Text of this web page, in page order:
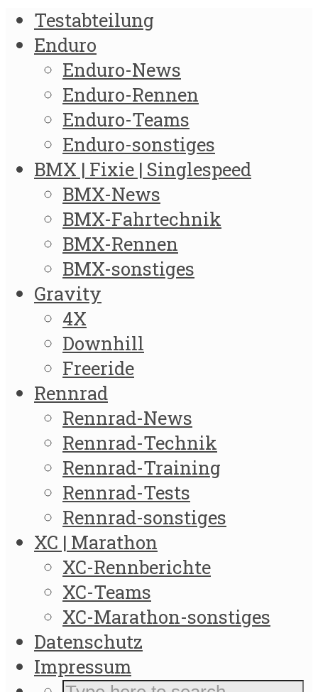
Testabteilung
Enduro
Enduro-News
Enduro-Rennen
Enduro-Teams
Enduro-sonstiges
BMX | Fixie | Singlespeed
BMX-News
BMX-Fahrtechnik
BMX-Rennen
BMX-sonstiges
Gravity
4X
Downhill
Freeride
Rennrad
Rennrad-News
Rennrad-Technik
Rennrad-Training
Rennrad-Tests
Rennrad-sonstiges
XC | Marathon
XC-Rennberichte
XC-Teams
XC-Marathon-sonstiges
Datenschutz
Impressum